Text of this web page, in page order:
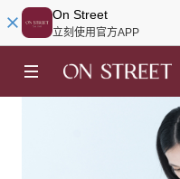
On Street
立刻使用官方APP